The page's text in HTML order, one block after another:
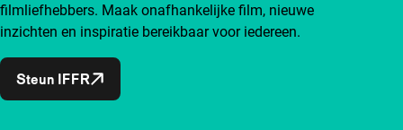
filmliefhebbers. Maak onafhankelijke film, nieuwe
inzichten en inspiratie bereikbaar voor iedereen.
Steun IFFR